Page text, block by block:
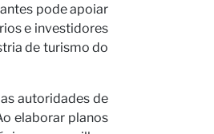
pode apoiar
e investidores
de turismo do
autoridades de
elaborar planos